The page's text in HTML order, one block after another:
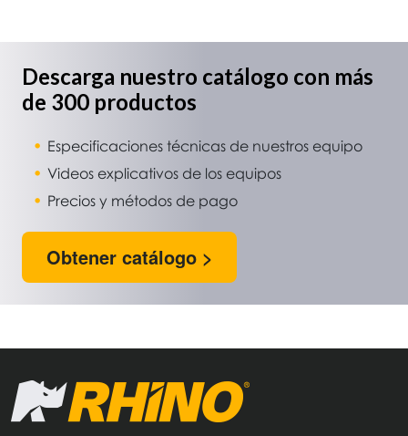
Descarga nuestro catálogo con más
de 300 productos
Especificaciones técnicas de nuestros equipo
Videos explicativos de los equipos
Precios y métodos de pago
Obtener catálogo >